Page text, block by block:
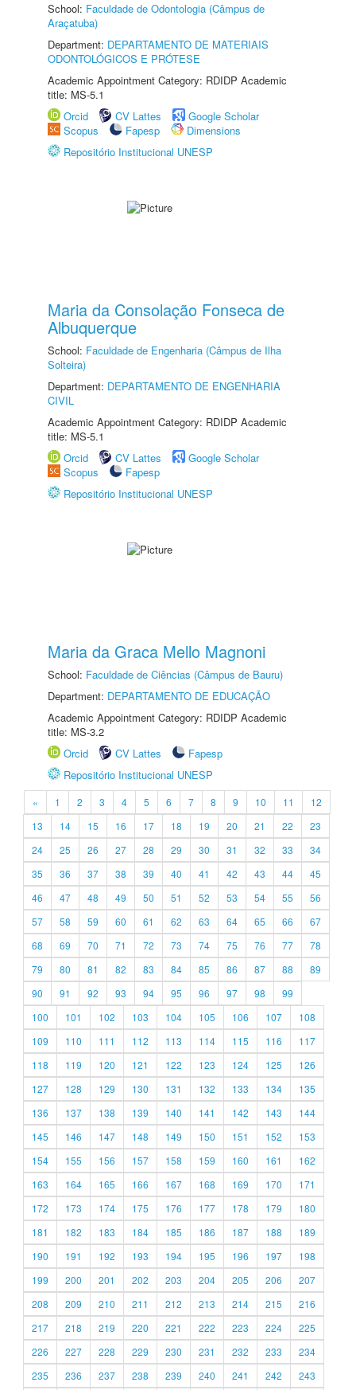
School: Faculdade de Odontologia (Câmpus de
Araçatuba)
Department: DEPARTAMENTO DE MATERIAIS
ODONTOLÓGICOS E PRÓTESE
Academic Appointment Category: RDIDP Academic
title: MS-5.1
Orcid
CV Lattes
Google Scholar
Scopus
Fapesp
Dimensions
Repositório Institucional UNESP
Maria da Consolação Fonseca de
Albuquerque
School: Faculdade de Engenharia (Câmpus de Ilha
Solteira)
Department: DEPARTAMENTO DE ENGENHARIA
CIVIL
Academic Appointment Category: RDIDP Academic
title: MS-5.1
Orcid
CV Lattes
Google Scholar
Scopus
Fapesp
Repositório Institucional UNESP
Maria da Graca Mello Magnoni
School: Faculdade de Ciências (Câmpus de Bauru)
Department: DEPARTAMENTO DE EDUCAÇÃO
Academic Appointment Category: RDIDP Academic
title: MS-3.2
Orcid
CV Lattes
Fapesp
Repositório Institucional UNESP
« 1 2 3 4 5 6 7 8 9 10 11
12
13
14 15 16 17 18 19 20 21 22
23
24
25 26 27 28 29 30 31 32 33
34
35
36 37 38 39 40 41 42 43 44
45
46
47 48 49 50 51 52 53 54 55
56
57
58 59 60 61 62 63 64 65 66
67
68
69 70 71 72 73 74 75 76 77
78
79
80 81 82 83 84 85 86 87 88
89
90
91 92 93 94 95 96 97 98
99
100
101 102 103 104 105 106 107
108
109
110 111 112 113 114 115 116
117
118
119 120 121 122 123 124 125
126
127
128 129 130 131 132 133 134
135
136
137 138 139 140 141 142 143
144
145
146 147 148 149 150 151 152
153
154
155 156 157 158 159 160 161
162
163
164 165 166 167 168 169 170
171
172
173 174 175 176 177 178 179
180
181
182 183 184 185 186 187 188
189
190
191 192 193 194 195 196 197
198
199
200 201 202 203 204 205 206
207
208
209 210 211 212 213 214 215
216
217
218 219 220 221 222 223 224
225
226
227 228 229 230 231 232 233
234
235
236 237 238 239 240 241 242 243